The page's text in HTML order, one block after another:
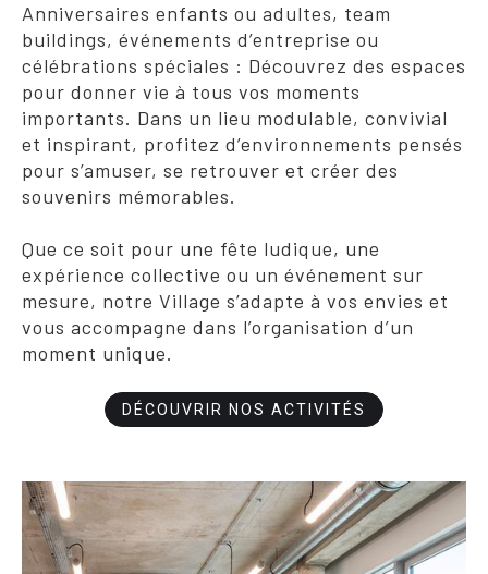
Anniversaires enfants ou adultes, team
buildings, événements d’entreprise ou
célébrations spéciales : Découvrez des espaces
pour donner vie à tous vos moments
importants. Dans un lieu modulable, convivial
et inspirant, profitez d’environnements pensés
pour s’amuser, se retrouver et créer des
souvenirs mémorables.
Que ce soit pour une fête ludique, une
expérience collective ou un événement sur
mesure, notre Village s’adapte à vos envies et
vous accompagne dans l’organisation d’un
moment unique.
DÉCOUVRIR NOS ACTIVITÉS